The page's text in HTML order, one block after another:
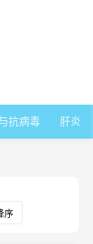
抗病毒 肝炎
序